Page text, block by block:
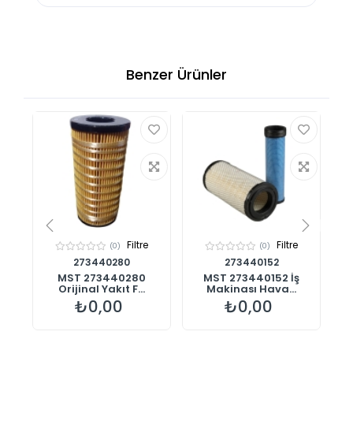
Benzer Ürünler
(0)
Filtre
273440280
MST 273440280
Orijinal Yakıt F...
₺0,00
(0)
Filtre
273440152
MST 273440152 İş
Makinası Hava...
₺0,00